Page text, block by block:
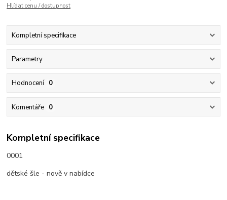
Hlídat cenu / dostupnost
Kompletní specifikace
Parametry
Hodnocení 0
Komentáře 0
Kompletní specifikace
0001
dětské šle - nově v nabídce